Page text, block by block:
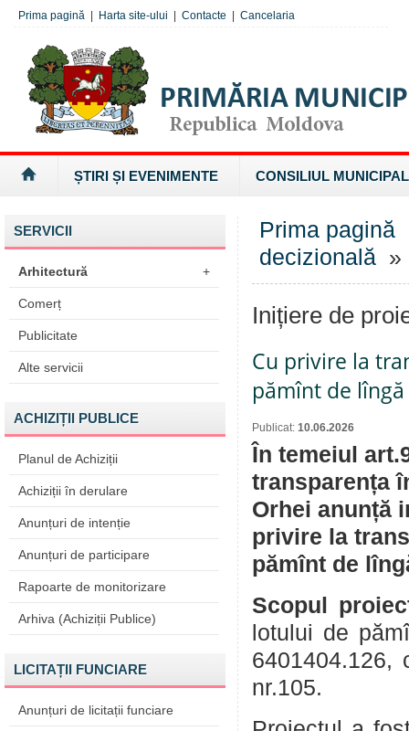
Prima pagină Harta site-ului Contacte Cancelaria
ȘTIRI ȘI EVENIMENTE CONSILIUL MUNICIPAL
SERVICII
Arhitectură +
Comerț
Publicitate
Alte servicii
ACHIZIȚII PUBLICE
Planul de Achiziții
Achiziții în derulare
Anunțuri de intenție
Anunțuri de participare
Rapoarte de monitorizare
Arhiva (Achiziții Publice)
LICITAȚII FUNCIARE
Anunțuri de licitații funciare
Prima pagină
decizională »
Inițiere de
Cu privire la
pămînt de
Publicat: 10.06.2026
În temeiul
transparența
Orhei anunță
privire la
pămînt de
Scopul
lotului de
nr.105.